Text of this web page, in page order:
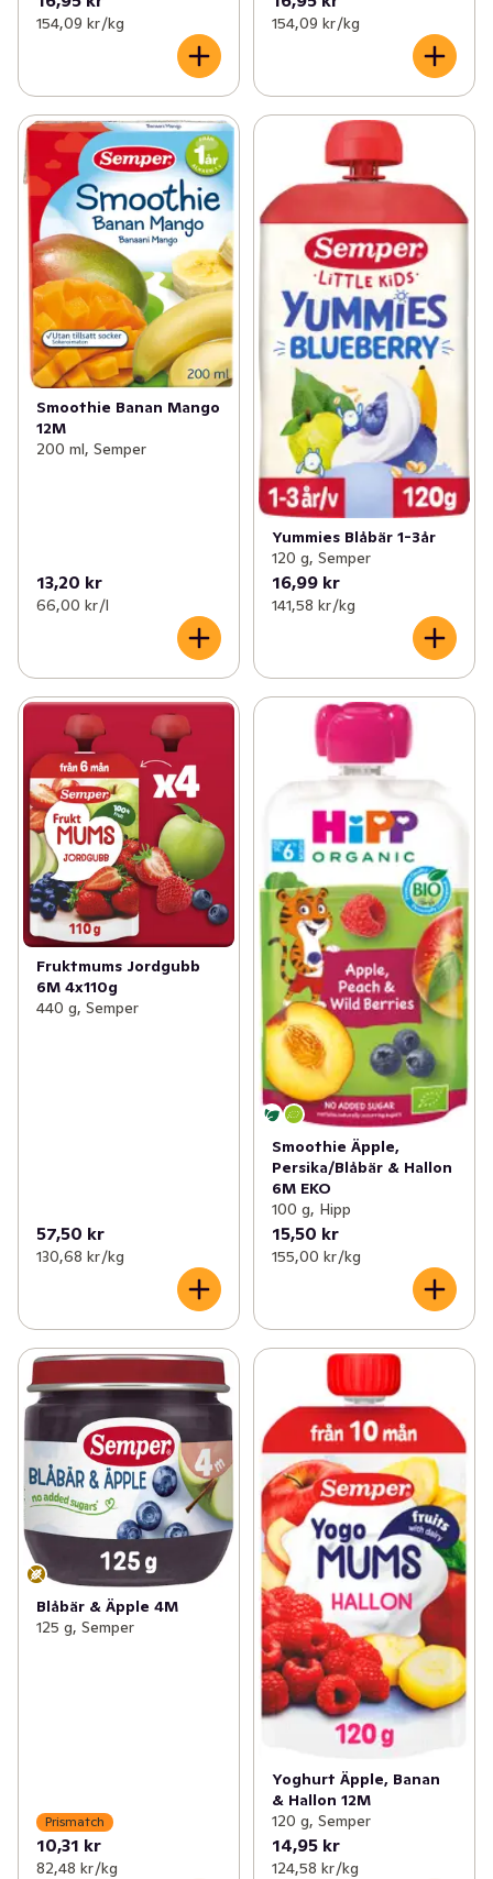
154,09 kr /kg 154,09 kr /kg
Smoothie Banan Mango
12M
200 ml, Semper
13,20 kr
66,00 kr /l
Yummies Blåbär 1-3år
120 g, Semper
16,99 kr
141,58 kr /kg
Fruktmums Jordgubb
6M 4x110g
440 g, Semper
57,50 kr
130,68 kr /kg
Smoothie Äpple,
Persika/Blåbär & Hallon
6M EKO
100 g, Hipp
15,50 kr
155,00 kr /kg
Blåbär & Äpple 4M
125 g, Semper
Prismatch
10,31 kr
82,48 kr /kg
Yoghurt Äpple, Banan
& Hallon 12M
120 g, Semper
14,95 kr
124,58 kr /kg